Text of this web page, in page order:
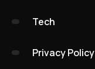
Tech
Privacy Policy